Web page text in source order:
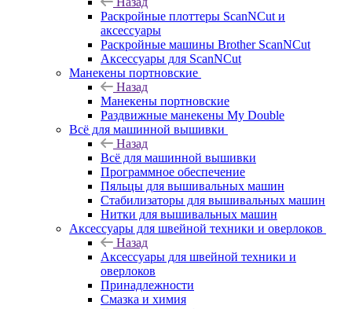
Раскройные плоттеры ScanNCut и
аксессуары
Раскройные машины Brother ScanNCut
Аксессуары для ScanNCut
Манекены портновские
Назад
Манекены портновские
Раздвижные манекены My Double
Всё для машинной вышивки
Назад
Всё для машинной вышивки
Программное обеспечение
Пяльцы для вышивальных машин
Стабилизаторы для вышивальных машин
Нитки для вышивальных машин
Аксессуары для швейной техники и оверлоков
Назад
Аксессуары для швейной техники и
оверлоков
Принадлежности
Смазка и химия